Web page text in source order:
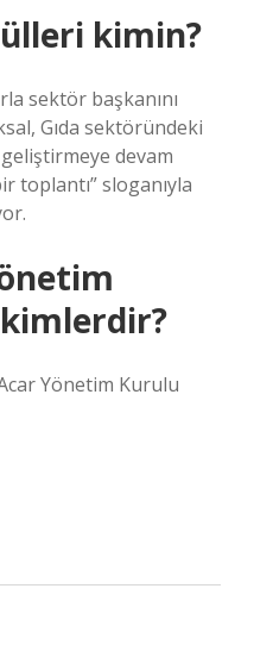
kimin?
sektör başkanını
Gıda sektöründeki
devam
toplantı” sloganıyla
Yönetim Kurulu